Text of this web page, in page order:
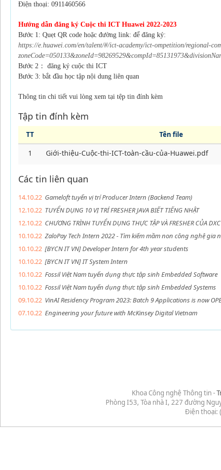
Điện thoại: 0911460566
Hướng dẫn đăng ký Cuộc thi ICT Huawei 2022-2023
Bước 1: Quẹt QR code hoặc đường link: để đăng ký:
https://e.huawei.com/en/talent/#/ict-academy/ict-ompetition/regional-
Bước 2： đăng ký cuộc thi ICT
Bước 3: bắt đầu học tập nội dung liên quan
Thông tin chi tiết vui lòng xem tại tệp tin đính kèm
Tập tin đính kèm
TT Tên file
1 Giới-thiệu-Cuộc-thi-ICT-toàn-cầu-của-Huawei.pdf
Các tin liên quan
14.10.22 Gameloft tuyển vị trí Producer Intern (Backend Team)
12.10.22 TUYỂN DỤNG 10 VỊ TRÍ FRESHER JAVA BIẾT TIẾNG NHẬT
12.10.22 CHƯƠNG TRÌNH TUYỂN DỤNG THỰC TẬP VÀ FRESHER CỦA
10.10.22 ZaloPay Tech Intern 2022 - Tìm kiếm mầm non công nghệ gia
10.10.22 [BYCN IT VN] Developer Intern for 4th year students
10.10.22 [BYCN IT VN] IT System Intern
10.10.22 Fossil Việt Nam tuyển dụng thực tập sinh Embedded Software
10.10.22 Fossil Việt Nam tuyển dụng thực tập sinh Embedded Systems
09.10.22 VinAI Residency Program 2023: Batch 9 Applications is now
07.10.22 Engineering your future with McKinsey Digital Vietnam
Khoa Công nghệ Thông tin -
Phòng I53, Tòa nhà I, 227 đường
Điện thoại: